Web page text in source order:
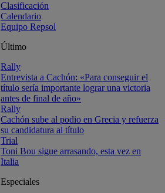
Clasificación
Calendario
Equipo Repsol
Último
Rally
Entrevista a Cachón: «Para conseguir el
título sería importante lograr una victoria
antes de final de año»
Rally
Cachón sube al podio en Grecia y refuerza
su candidatura al título
Trial
Toni Bou sigue arrasando, esta vez en
Italia
Especiales